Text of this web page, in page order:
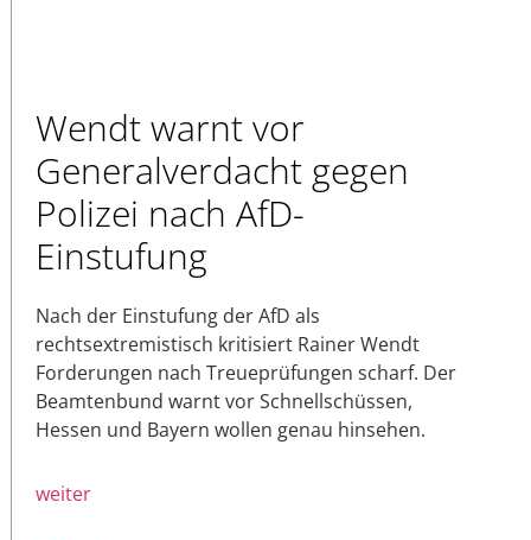
Wendt warnt vor
Generalverdacht gegen
Polizei nach AfD-
Einstufung
Nach der Einstufung der AfD als
rechtsextremistisch kritisiert Rainer Wendt
Forderungen nach Treueprüfungen scharf. Der
Beamtenbund warnt vor Schnellschüssen,
Hessen und Bayern wollen genau hinsehen.
weiter